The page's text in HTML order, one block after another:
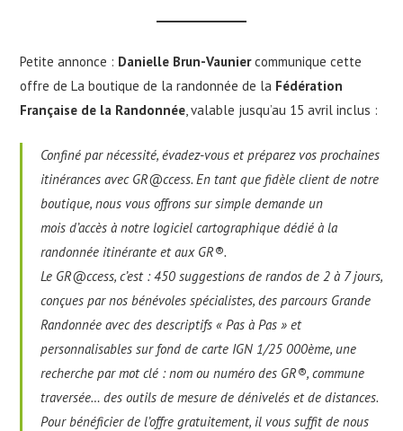
Petite annonce : Danielle Brun-Vauniercommunique cette
offre de La boutique de la randonnée de la Fédération
Française de la Randonnée, valable jusqu’au 15 avril inclus :
Confiné par nécessité, évadez-vous et préparez vos prochaines
itinérances avec GR@ccess. En tant que fidèle client de notre
boutique, nous vous offrons sur simple demande un
mois d’accès à notre logiciel cartographique dédié à la
randonnée itinérante et aux GR®.
Le GR@ccess, c’est : 450 suggestions de randos de 2 à 7 jours,
conçues par nos bénévoles spécialistes, des parcours Grande
Randonnée avec des descriptifs « Pas à Pas » et
personnalisables sur fond de carte IGN 1/25 000ème, une
recherche par mot clé : nom ou numéro des GR®, commune
traversée… des outils de mesure de dénivelés et de distances.
Pour bénéficier de l’offre gratuitement, il vous suffit de nous